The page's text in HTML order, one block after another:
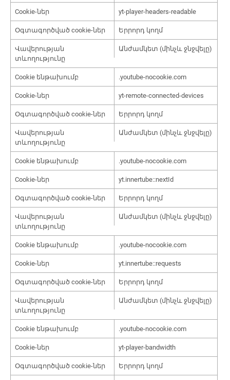
Cookie-ներ yt-player-headers-readable
Օգտագործված cookie-ներ Երրորդ կողմ
Վավերության
տևողությունը
Անժամկետ (մինչև ջնջվելը)
Cookie ենթախումբ .youtube-nocookie.com
Cookie-ներ yt-remote-connected-devices
Օգտագործված cookie-ներ Երրորդ կողմ
Վավերության
տևողությունը
Անժամկետ (մինչև ջնջվելը)
Cookie ենթախումբ .youtube-nocookie.com
Cookie-ներ yt.innertube::nextId
Օգտագործված cookie-ներ Երրորդ կողմ
Վավերության
տևողությունը
Անժամկետ (մինչև ջնջվելը)
Cookie ենթախումբ .youtube-nocookie.com
Cookie-ներ yt.innertube::requests
Օգտագործված cookie-ներ Երրորդ կողմ
Վավերության
տևողությունը
Անժամկետ (մինչև ջնջվելը)
Cookie ենթախումբ .youtube-nocookie.com
Cookie-ներ yt-player-bandwidth
Օգտագործված cookie-ներ Երրորդ կողմ